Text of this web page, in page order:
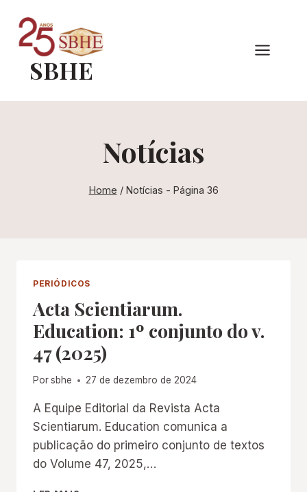
para
ConteúdoSBHE
Notícias
Home / Notícias - Página 36
PERIÓDICOS
Acta Scientiarum.
Education: 1º conjunto do v.
47 (2025)
Porsbhe 27 de dezembro de 2024
A Equipe Editorial da Revista Acta
Scientiarum. Education comunica a
publicação do primeiro conjunto de textos
do Volume 47, 2025,…